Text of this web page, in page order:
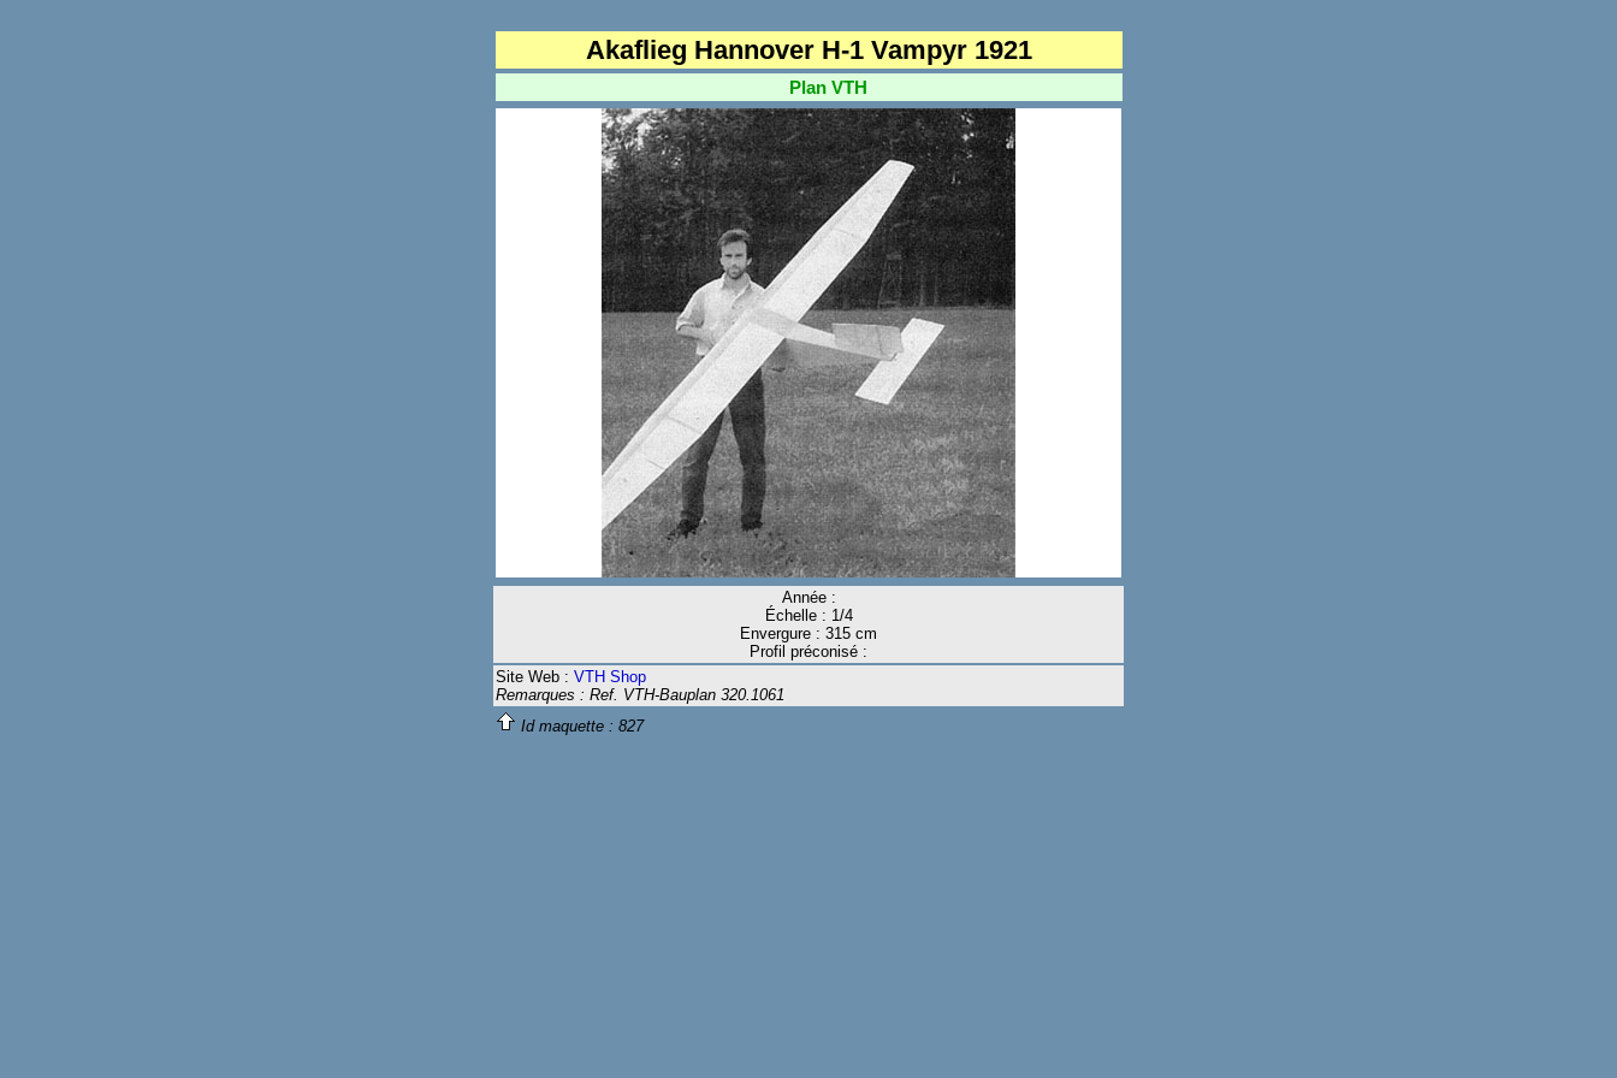
Akaflieg Hannover H-1 Vampyr 1921
Plan VTH
Année :
Échelle : 1/4
Envergure : 315 cm
Profil préconisé :
Site Web : VTH Shop
Remarques : Ref. VTH-Bauplan 320.1061
Id maquette : 827